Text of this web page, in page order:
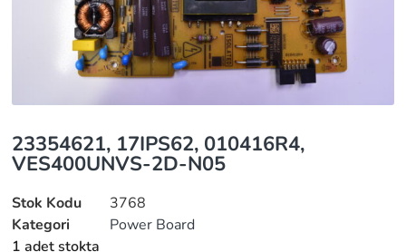
23354621, 17IPS62, 010416R4,
VES400UNVS-2D-N05
Stok Kodu
3768
Kategori
Power Board
1 adet stokta